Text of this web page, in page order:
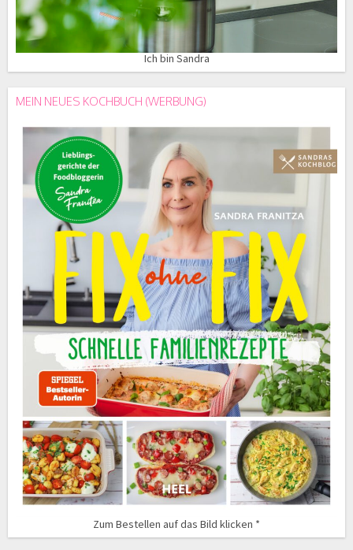
Ich bin Sandra
MEIN NEUES KOCHBUCH (WERBUNG)
Zum Bestellen auf das Bild klicken *